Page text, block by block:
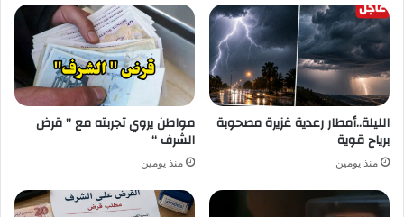
الليلة..أمطار رعدية غزيرة مصحوبة
برياح قوية
منذ يومين
مواطن يروي تجربته مع ” قرض
الشرف “
منذ يومين